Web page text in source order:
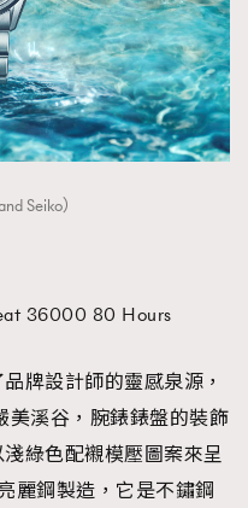
Seiko）
36000 80 Hours
牌設計師的靈感泉源，
美溪谷，腕錶錶盤的裝飾
綠色配襯模壓圖案來呈
麗鋼製造，它是不鏽鋼